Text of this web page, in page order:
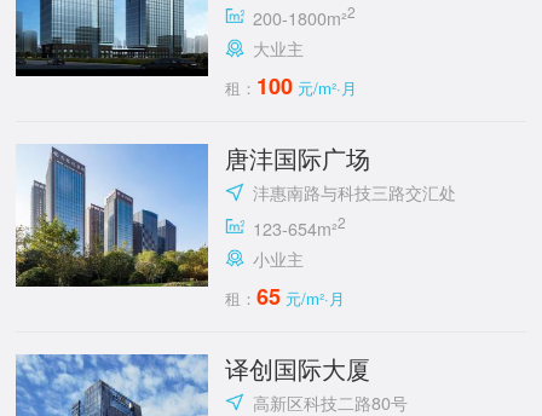
200-1800m²2
大业主
租： 100 元/m²·月
唐沣国际广场
沣惠南路与科技三路交汇处
123-654m²2
小业主
租：65 元/m²·月
译创国际大厦
高新区科技二路80号